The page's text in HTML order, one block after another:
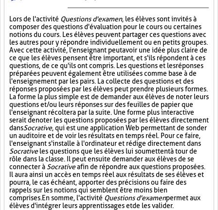
Lors de l'activité Questions d'examen, les élèves sont invités à
composer des questions d'évaluation pour le cours ou certaines
notions du cours. Les élèves peuvent partager ces questions avec
les autres pour y répondre individuellement ou en petits groupes.
Avec cette activité, l'enseignant peut avoir une idée plus claire de
ce que les élèves pensent être important, et s'ils répondent à ces
questions, de ce qu'ils ont compris. Les questions et les réponses
préparées peuvent également être utilisées comme base à de
l'enseignement par les pairs. La collecte des questions et des
réponses proposées par les élèves peut prendre plusieurs formes.
La forme la plus simple est de demander aux élèves de noter leurs
questions et/ou leurs réponses sur des feuilles de papier que
l'enseignant récoltera par la suite. Une forme plus interactive
serait de noter les questions proposées par les élèves directement
dansSocrative, qui est une application Web permettant de sonder
un auditoire et de voir les résultats en temps réel. Pour ce faire,
l'enseignant s'installe à l'ordinateur et rédige directement dans
Socrativeles questions que les élèves lui soumettent à tour de
rôle dans la classe. Il peut ensuite demander aux élèves de se
connecter à Socrativeafin de répondre aux questions proposées.
Il aura ainsi un accès en temps réel aux résultats de ses élèves et
pourra, le cas échéant, apporter des précisions ou faire des
rappels sur les notions qui semblent être moins bien
comprises. En somme, l'activité Questions d'examenpermet aux
élèves d'intégrer leurs apprentissages et de les valider.